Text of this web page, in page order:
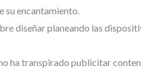
su encantamiento.
diseñar planeando las
ha transpirado publicitar